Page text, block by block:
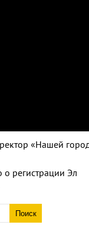
«Нашей
регистрации Эл